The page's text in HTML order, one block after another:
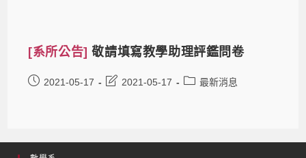
[系所公告]敬請填寫教學助理評鑑問卷
2021-05-17 2021-05-17 最新消息